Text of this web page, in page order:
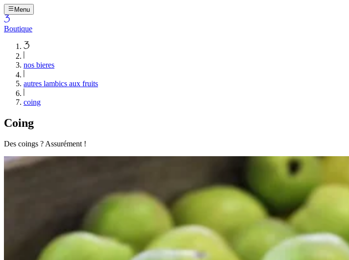
Menu
Boutique
nos bieres
autres lambics aux fruits
coing
Coing
Des coings ? Assurément !